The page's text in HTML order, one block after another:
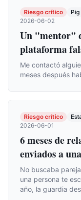
Riesgo crítico
2026-06-02
Un "mentor"
plataforma
Me contactó
meses después
Riesgo crítico
2026-06-01
6 meses de
enviados a
No buscaba
una persona te
año, la guardia